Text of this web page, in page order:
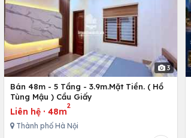
3
Bán 48m - 5 Tầng - 3.9m.Mặt Tiền. ( Hồ
Tùng Mậu ) Cầu Giấy
Liên hệ ·48m
2
Thành phố Hà Nội